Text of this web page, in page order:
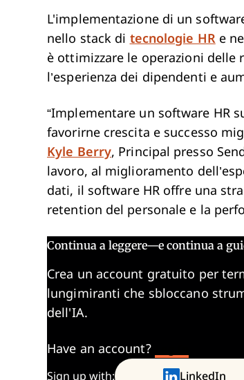
L'implementazione di un
nello stack di tecnologie HRe
è ottimizzare le operazioni delle
l’esperienza dei dipendenti e
“Implementare un software HR
favorirne crescita e successo
Kyle Berry, Principal presso
lavoro, al miglioramento
dati, il software HR offre una
retention del personale e la
Continua a leggere—e continua a
Crea un account gratuito per
lungimiranti che sbloccano
dell'IA.
Have an account?
Sign up with: LinkedIn